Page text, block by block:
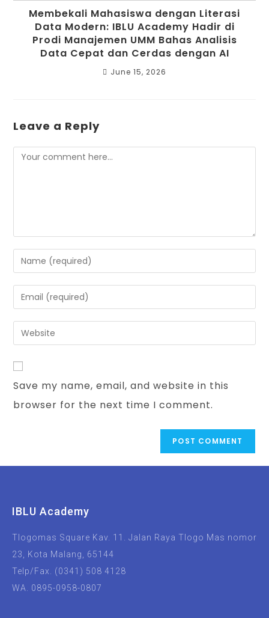
Membekali Mahasiswa dengan Literasi
Data Modern: IBLU Academy Hadir di
Prodi Manajemen UMM Bahas Analisis
Data Cepat dan Cerdas dengan AI
June 15, 2026
Leave a Reply
Save my name, email, and website in this
browser for the next time I comment.
IBLU Academy
Tlogomas Square Kav. 11. Jalan Raya Tlogo Mas nomor
23, Kota Malang, 65144
Telp/Fax. (0341) 508 4128
WA. 0895-0958-0807